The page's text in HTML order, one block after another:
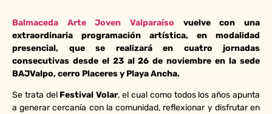
Balmaceda Arte Joven Valparaíso vuelve con una
extraordinaria programación artística, en modalidad
presencial, que se realizará en cuatro jornadas
consecutivas desde el 23 al 26 de noviembre en la sede
BAJValpo, cerro Placeres y Playa Ancha.
Se trata del Festival Volar, el cual como todos los años apunta
a generar cercanía con la comunidad, reflexionar y disfrutar en